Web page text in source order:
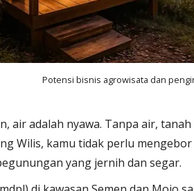
Potensi bisnis agrowisata dan
air adalah nyawa. Tanpa air,
Wilis, kamu tidak perlu
yang jernih dan segar.